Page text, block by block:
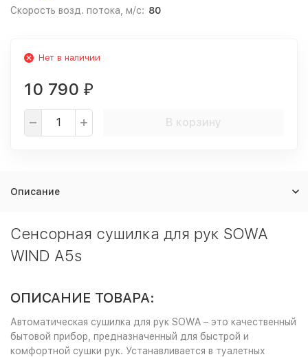
Скорость возд. потока, м/с: 80
Нет в наличии
10 790 ₽
В корзину
Описание
Сенсорная сушилка для рук SOWA
WIND A5s
ОПИСАНИЕ ТОВАРА:
Автоматическая сушилка для рук SOWA – это качественный
бытовой прибор, предназначенный для быстрой и
комфортной сушки рук. Устанавливается в туалетных